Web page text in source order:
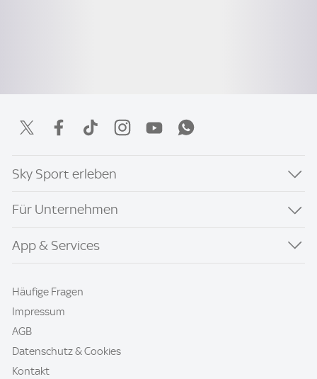
Sky Sport erleben
Für Unternehmen
App & Services
Häufige Fragen
Impressum
AGB
Datenschutz & Cookies
Kontakt